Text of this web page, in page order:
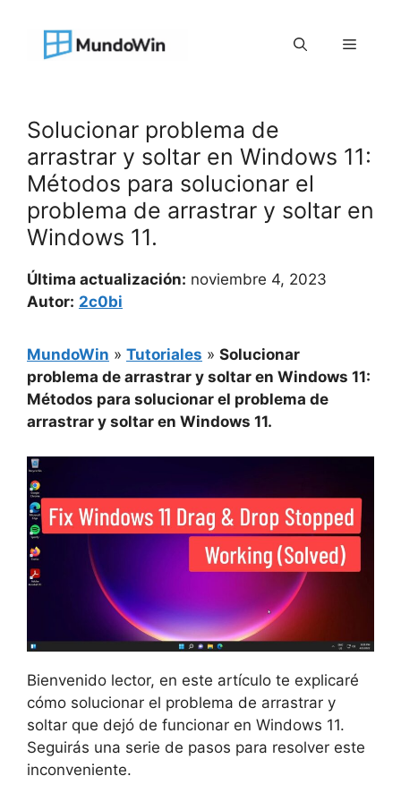
contenido
Menú
Solucionar problema de
arrastrar y soltar en Windows 11:
Métodos para solucionar el
problema de arrastrar y soltar en
Windows 11.
Última actualización: noviembre 4, 2023
Autor: 2c0bi
MundoWin » Tutoriales » Solucionar
problema de arrastrar y soltar en Windows 11:
Métodos para solucionar el problema de
arrastrar y soltar en Windows 11.
Bienvenido lector, en este artículo te explicaré
cómo solucionar el problema de arrastrar y
soltar que dejó de funcionar en Windows 11.
Seguirás una serie de pasos para resolver este
inconveniente.